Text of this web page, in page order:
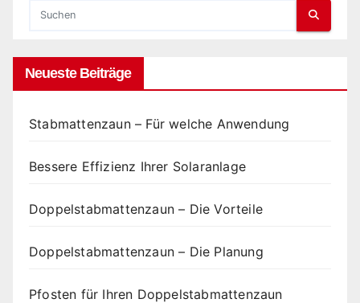
Neueste Beiträge
Stabmattenzaun – Für welche Anwendung
Bessere Effizienz Ihrer Solaranlage
Doppelstabmattenzaun – Die Vorteile
Doppelstabmattenzaun – Die Planung
Pfosten für Ihren Doppelstabmattenzaun